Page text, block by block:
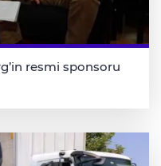
resmi sponsoru